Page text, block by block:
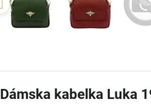
Dámska kabelka Luka